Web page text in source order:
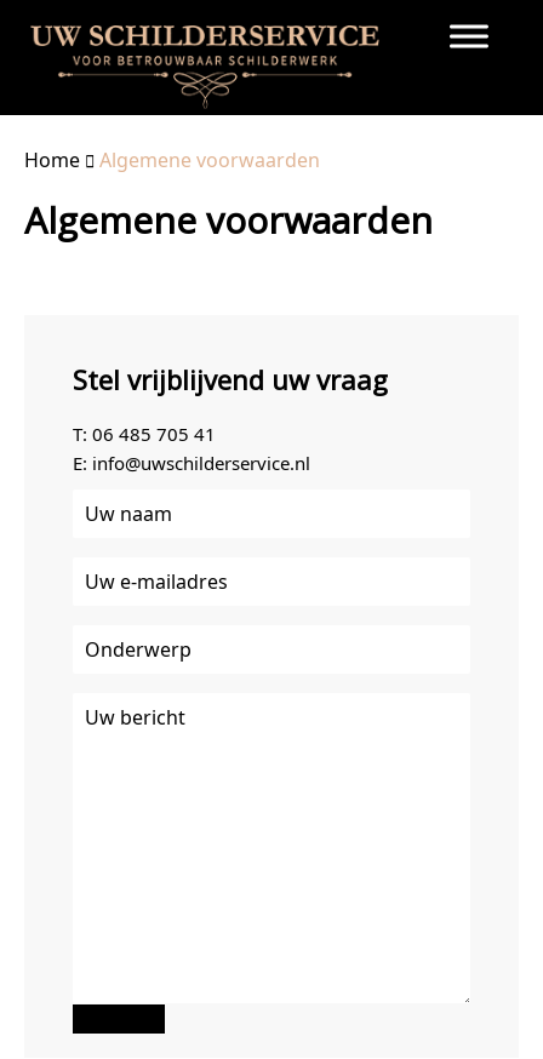
Home Algemene voorwaarden
Algemene voorwaarden
Stel vrijblijvend uw vraag
T: 06 485 705 41
E: info@uwschilderservice.nl
Uw
naam (Vereist)
Uw
Onderwerp
Uw
bericht